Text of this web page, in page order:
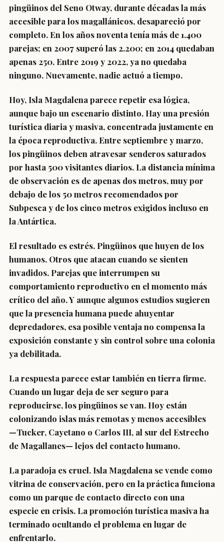
pingüinos del Seno Otway, durante décadas la más
accesible para los magallánicos, desapareció por
completo. En los años noventa tenía más de 1.400
parejas; en 2007 superó las 2.200; en 2014 quedaban
apenas 250. Entre 2019 y 2022, ya no quedaba
ninguno. Nuevamente, nadie actuó a tiempo.
Hoy, Isla Magdalena parece repetir esa lógica,
aunque bajo un escenario distinto. Hay una presión
turística diaria y masiva, concentrada justamente en
la época reproductiva. Entre septiembre y marzo,
los pingüinos deben atravesar senderos saturados
por hasta 500 visitantes diarios. La distancia mínima
de observación es de apenas dos metros, muy por
debajo de los 50 metros recomendados por
Subpesca y de los cinco metros exigidos incluso en
la Antártica.
El resultado es estrés. Pingüinos que huyen de los
humanos. Otros que atacan cuando se sienten
invadidos. Parejas que interrumpen su
comportamiento reproductivo en el momento más
crítico del año. Y aunque algunos estudios sugieren
que la presencia humana puede ahuyentar
depredadores, esa posible ventaja no compensa la
exposición constante y sin control sobre una colonia
ya debilitada.
La respuesta parece estar también en tierra firme.
Cuando un lugar deja de ser seguro para
reproducirse, los pingüinos se van. Hoy están
colonizando islas más remotas y menos accesibles
—Tucker, Cayetano o Carlos III, al sur del Estrecho
de Magallanes— lejos del contacto humano.
La paradoja es cruel. Isla Magdalena se vende como
vitrina de conservación, pero en la práctica funciona
como un parque de contacto directo con una
especie en crisis. La promoción turística masiva ha
terminado ocultando el problema en lugar de
enfrentarlo.